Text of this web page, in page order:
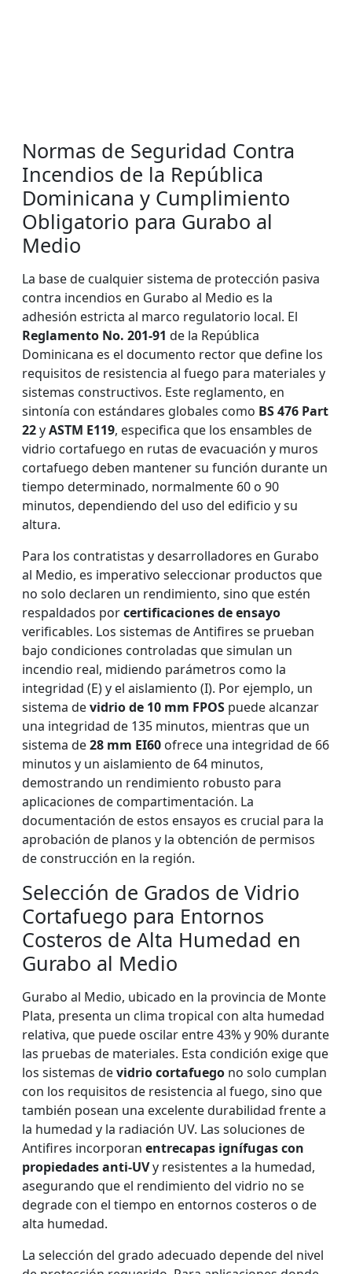
Normas de Seguridad Contra
Incendios de la República
Dominicana y Cumplimiento
Obligatorio para Gurabo al
Medio
La base de cualquier sistema de protección pasiva
contra incendios en Gurabo al Medio es la
adhesión estricta al marco regulatorio local. El
Reglamento No. 201-91 de la República
Dominicana es el documento rector que define los
requisitos de resistencia al fuego para materiales y
sistemas constructivos. Este reglamento, en
sintonía con estándares globales como BS 476 Part
22yASTM E119, especifica que los ensambles de
vidrio cortafuego en rutas de evacuación y muros
cortafuego deben mantener su función durante un
tiempo determinado, normalmente 60 o 90
minutos, dependiendo del uso del edificio y su
altura.
Para los contratistas y desarrolladores en Gurabo
al Medio, es imperativo seleccionar productos que
no solo declaren un rendimiento, sino que estén
respaldados porcertificaciones de ensayo
verificables. Los sistemas de Antifires se prueban
bajo condiciones controladas que simulan un
incendio real, midiendo parámetros como la
integridad (E) y el aislamiento (I). Por ejemplo, un
sistema devidrio de 10 mm FPOS puede alcanzar
una integridad de 135 minutos, mientras que un
sistema de28 mm EI60 ofrece una integridad de 66
minutos y un aislamiento de 64 minutos,
demostrando un rendimiento robusto para
aplicaciones de compartimentación. La
documentación de estos ensayos es crucial para la
aprobación de planos y la obtención de permisos
de construcción en la región.
Selección de Grados de Vidrio
Cortafuego para Entornos
Costeros de Alta Humedad en
Gurabo al Medio
Gurabo al Medio, ubicado en la provincia de Monte
Plata, presenta un clima tropical con alta humedad
relativa, que puede oscilar entre 43% y 90% durante
las pruebas de materiales. Esta condición exige que
los sistemas devidrio cortafuego no solo cumplan
con los requisitos de resistencia al fuego, sino que
también posean una excelente durabilidad frente a
la humedad y la radiación UV. Las soluciones de
Antifires incorporan entrecapas ignífugas con
propiedades anti-UVy resistentes a la humedad,
asegurando que el rendimiento del vidrio no se
degrade con el tiempo en entornos costeros o de
alta humedad.
La selección del grado adecuado depende del nivel